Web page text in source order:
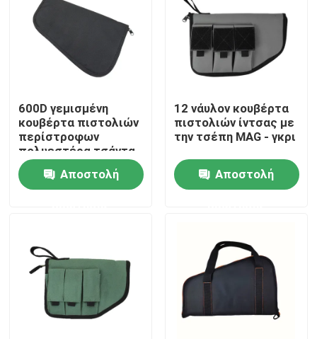
Σχετικά με εμάς
Επισκεψή εργοστασίου
Έλεγχος ποιότητας
Επικοινωνήστε μαζί μας
Τακτική τσάντα πυροβόλων όπλων
600D γεμισμένη
κουβέρτα πιστολιών
περίστροφων
πολυεστέρα τσάντα
για το πυροβολισμό
Αποστολή
12 νάυλον κουβέρτα
πιστολιών ίντσας με
την τσέπη MAG - γκρι
Αποστολή